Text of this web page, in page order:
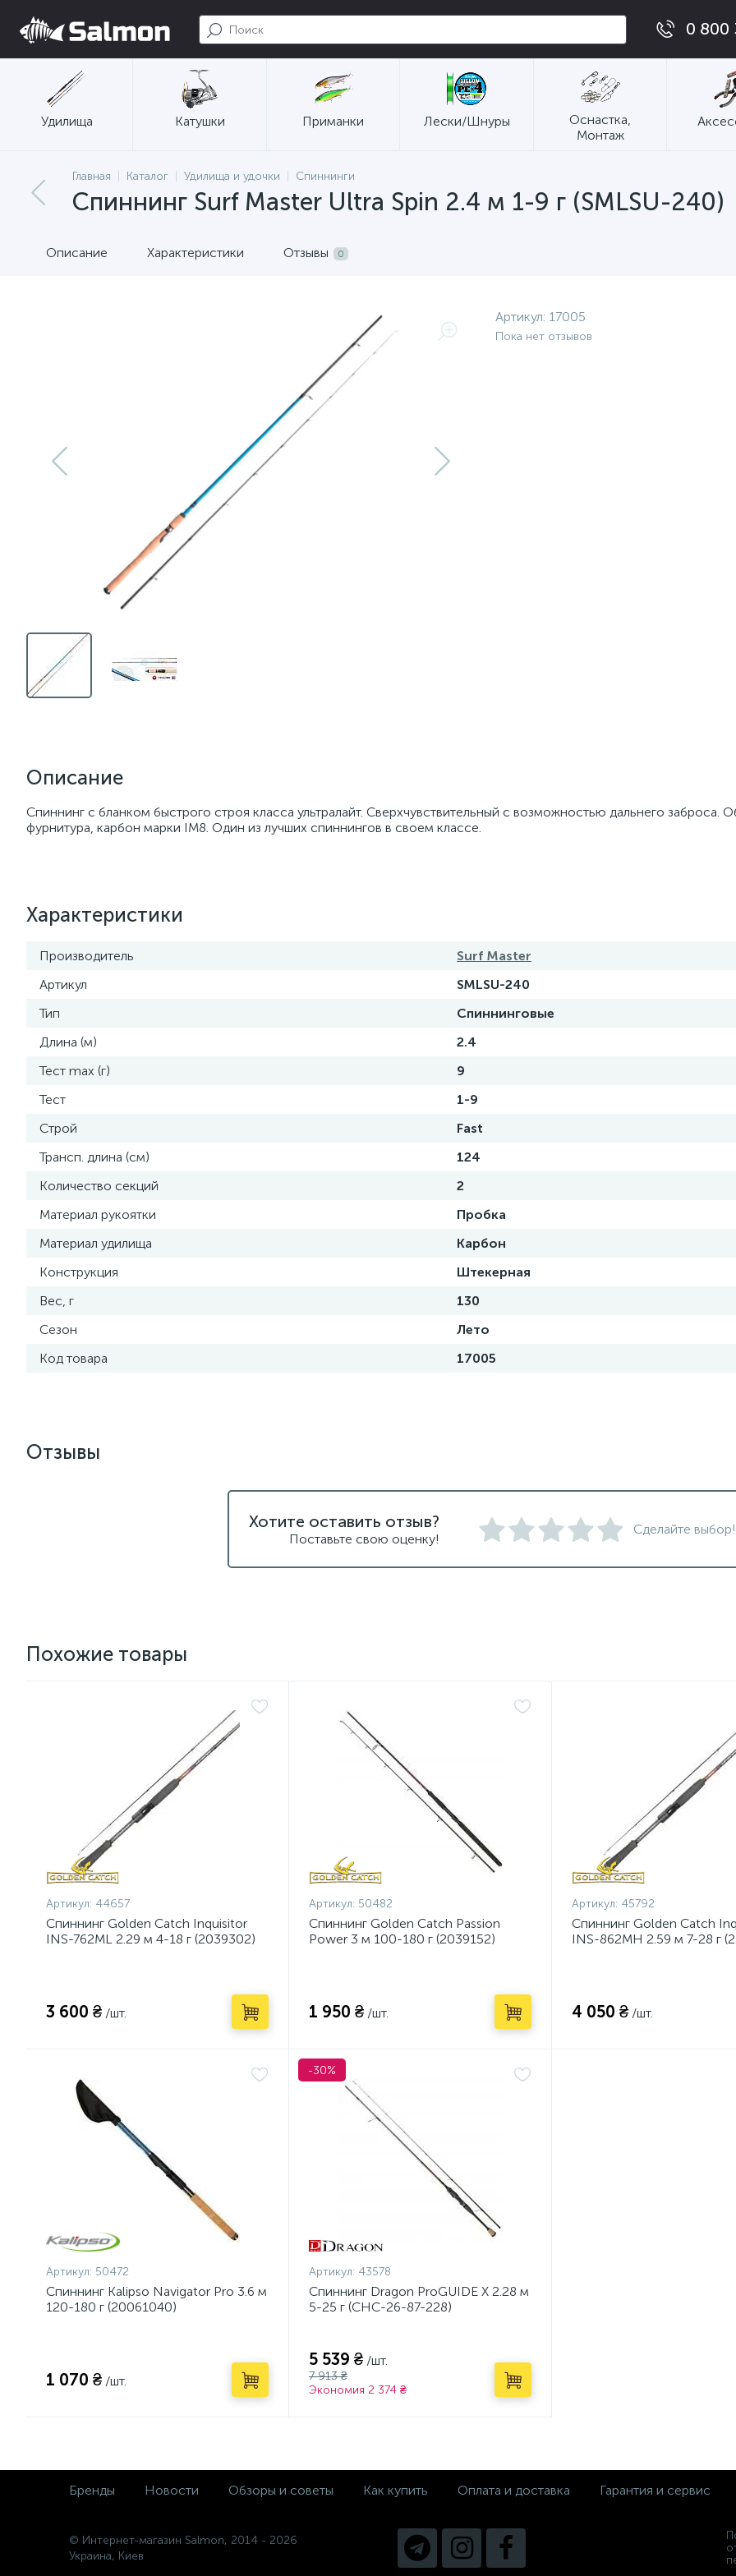
0 800
Удилища Катушки Приманки Лески/Шнуры
Оснастка,
Монтаж
Главная Каталог Удилища и удочки Спиннинги
Спиннинг Surf Master Ultra Spin 2.4 м 1-9 г (SMLSU-240)
Описание Характеристики Отзывы 0
Артикул: 17005
Пока нет отзывов
Описание
Спиннинг с бланком быстрого строя класса ультралайт. Сверхчувствительный с возможностью дальнего заброса.
фурнитура, карбон марки IM8. Один из лучших спиннингов в своем классе.
Характеристики
Производитель
Surf Master
Артикул
SMLSU-240
Тип
Спиннинговые
Длина (м)
2.4
Тест max (г)
9
Тест
1-9
Строй
Fast
Трансп. длина (см)
124
Количество секций
2
Материал рукоятки
Пробка
Материал удилища
Карбон
Конструкция
Штекерная
Вес, г
130
Сезон
Лето
Код товара
17005
Отзывы
Хотите оставить отзыв?
Поставьте свою оценку!
Сделайте выбор!
Похожие товары
Артикул: 44657
Спиннинг Golden Catch Inquisitor
INS-762ML 2.29 м 4-18 г (2039302)
3 600 ₴ /шт.
Артикул: 50482
Спиннинг Golden Catch Passion
Power 3 м 100-180 г (2039152)
1 950 ₴ /шт.
Артикул: 45792
Спиннинг Golden Catch
INS-862MH 2.59 м 7-28 г
4 050 ₴ /шт.
Артикул: 50472
Спиннинг Kalipso Navigator Pro 3.6 м
120-180 г (20061040)
1 070 ₴ /шт.
-30%
Артикул: 43578
Спиннинг Dragon ProGUIDE X 2.28 м
5-25 г (CHC-26-87-228)
5 539 ₴ /шт.
7 913 ₴
Экономия 2 374 ₴
Бренды Новости Обзоры и советы Как купить Оплата и доставка Гарантия и сервис
© Интернет-магазин Salmon, 2014 - 2026
Украина, Киев